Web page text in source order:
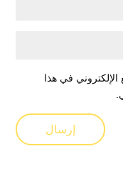
في هذا